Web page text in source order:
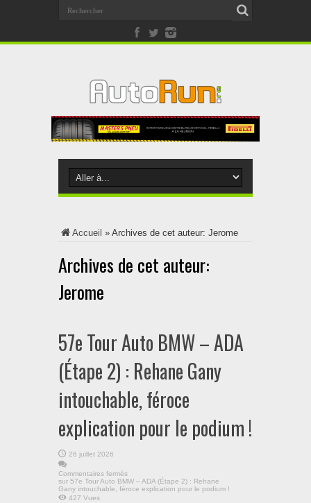
Accueil » Archives de cet auteur: Jerome
Archives de cet auteur:
Jerome
57e Tour Auto BMW – ADA
(Étape 2) : Rehane Gany
intouchable, féroce
explication pour le podium !
26 juillet 2026
Commentaires fermés
sur 57e Tour Auto BMW – ADA (Étape 2) : Rehane
Gany intouchable, féroce explication pour le podium !
427 Vues